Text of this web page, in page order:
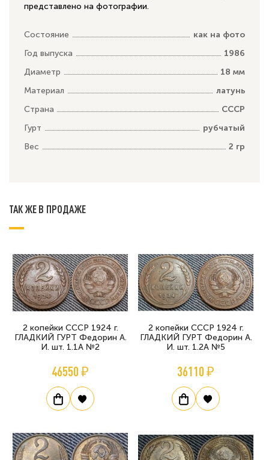
представлено на фотографии.
Состояние
как на фото
Год выпуска
1986
Диаметр
18 мм
Материал
латунь
Страна
СССР
Гурт
рубчатый
Вес
2 гр
ТАК ЖЕ В ПРОДАЖЕ
2 копейки СССР 1924 г.
ГЛАДКИЙ ГУРТ Федорин А.
И. шт. 1.1А №2
46550 ₽
2 копейки СССР 1924 г.
ГЛАДКИЙ ГУРТ Федорин А.
И. шт. 1.2А №5
36110 ₽